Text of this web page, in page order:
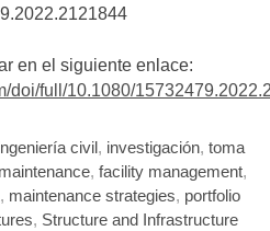
en el siguiente enlace:
doi/full/10.1080/
civil , investigación, toma
, facility management,
, maintenance strategies, portfolio
, Structure and Infrastructure